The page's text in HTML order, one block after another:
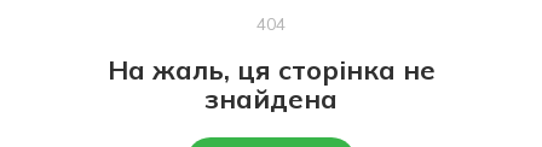
404
На жаль, ця сторінка не
знайдена